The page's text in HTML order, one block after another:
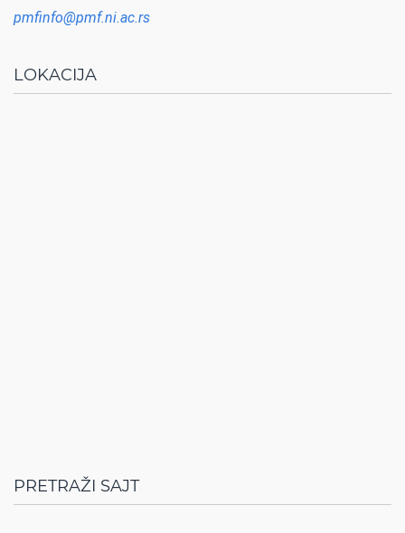
pmfinfo@pmf.ni.ac.rs
LOKACIJA
PRETRAŽI SAJT